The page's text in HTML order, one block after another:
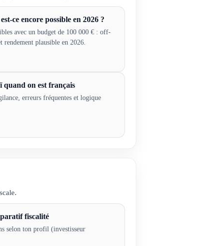
ce encore possible en 2026 ?
avec un budget de 100 000 € : off-
plausible en 2026.
on est français
erreurs fréquentes et logique
fiscalité
selon ton profil (investisseur